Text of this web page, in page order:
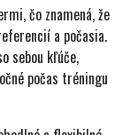
čo znamená, že
a počasia.
sebou kľúče,
počas tréningu